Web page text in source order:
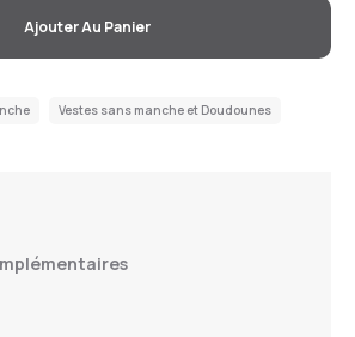
Ajouter Au Panier
Vestes sans manche et Doudounes